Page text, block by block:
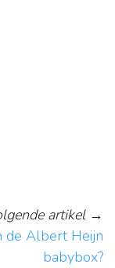
artikel→
de Albert Heijn
babybox?